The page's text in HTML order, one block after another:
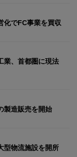
化でFC事業を買収
業、首都圏に現法
製造販売を開始
型物流施設を開所